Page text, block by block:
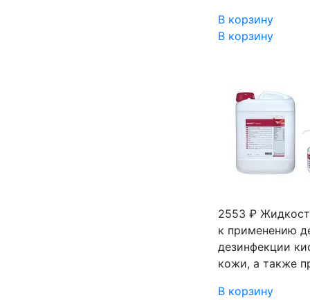
В корзину
В корзину
2553 ₽
к применению
дезинфекции
кожи, а также
В корзину